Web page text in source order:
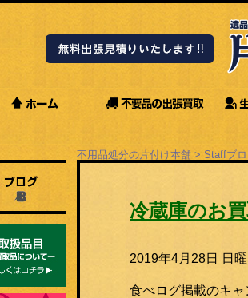
不用品処分の片付け本舗 > Staffブ
冷蔵庫のお
2019年4月28日 日曜
食べログ掲載のキャ